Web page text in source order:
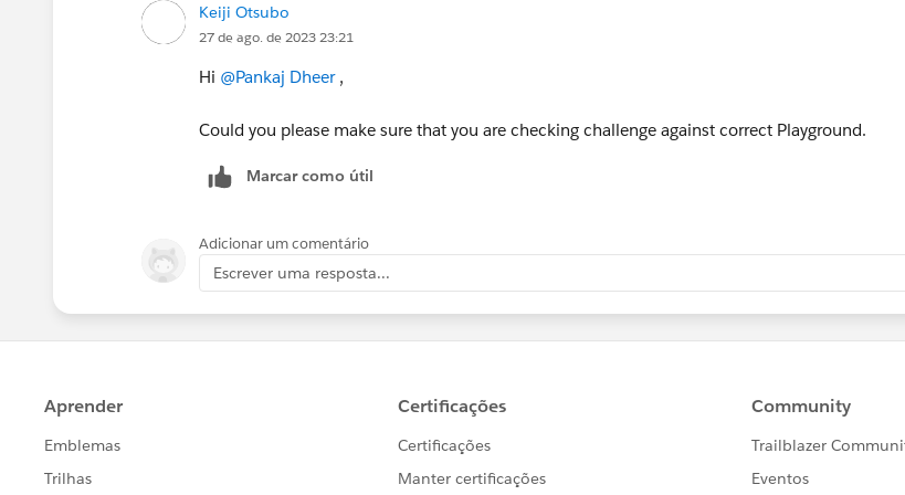
Keiji Otsubo
27 de ago. de 2023 23:21
Hi @Pankaj Dheer,
Could you please make sure that you are checking challenge against correct Playground.
Marcar como útil
Adicionar um comentário
Escrever uma resposta...